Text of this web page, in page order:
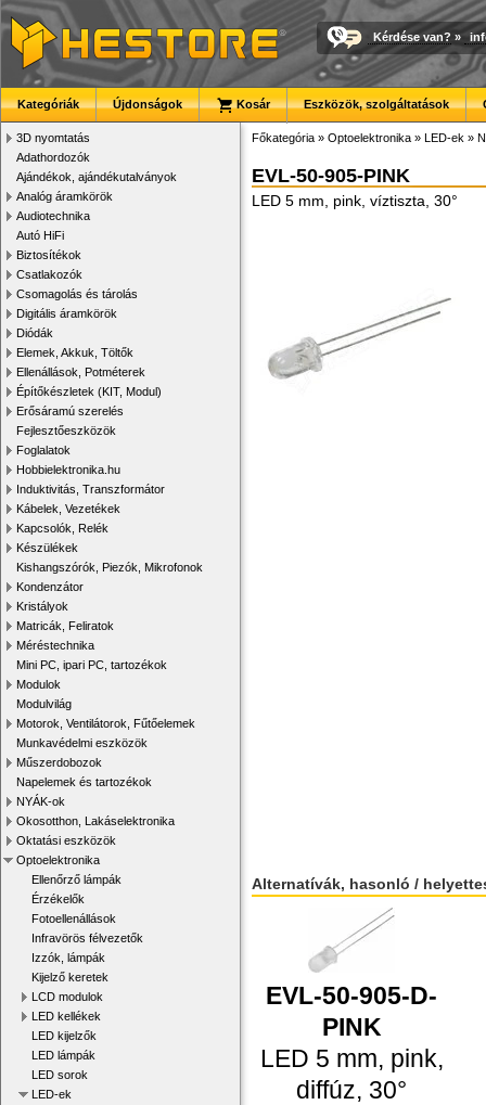
Kérdése van? »
Kategóriák Újdonságok Kosár Eszközök, szolgáltatások
3D nyomtatás
Adathordozók
Ajándékok, ajándékutalványok
Analóg áramkörök
Audiotechnika
Autó HiFi
Biztosítékok
Csatlakozók
Csomagolás és tárolás
Digitális áramkörök
Diódák
Elemek, Akkuk, Töltők
Ellenállások, Potméterek
Építőkészletek (KIT, Modul)
Erősáramú szerelés
Fejlesztőeszközök
Foglalatok
Hobbielektronika.hu
Induktivitás, Transzformátor
Kábelek, Vezetékek
Kapcsolók, Relék
Készülékek
Kishangszórók, Piezók, Mikrofonok
Kondenzátor
Kristályok
Matricák, Feliratok
Méréstechnika
Mini PC, ipari PC, tartozékok
Modulok
Modulvilág
Motorok, Ventilátorok, Fűtőelemek
Munkavédelmi eszközök
Műszerdobozok
Napelemek és tartozékok
NYÁK-ok
Okosotthon, Lakáselektronika
Oktatási eszközök
Optoelektronika
Ellenőrző lámpák
Érzékelők
Fotoellenállások
Infravörös félvezetők
Izzók, lámpák
Kijelző keretek
LCD modulok
LED kellékek
LED kijelzők
LED lámpák
LED sorok
LED-ek
Főkategória » Optoelektronika » LED-ek »
EVL-50-905-PINK
LED 5 mm, pink, víztiszta, 30°
Alternatívák, hasonló /
EVL-50-905-D-
PINK
LED 5 mm, pink,
diffúz, 30°